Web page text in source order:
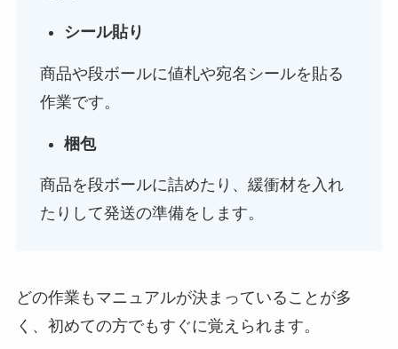
シール貼り
商品や段ボールに値札や宛名シールを貼る
作業です。
梱包
商品を段ボールに詰めたり、緩衝材を入れ
たりして発送の準備をします。
どの作業もマニュアルが決まっていることが多
く、初めての方でもすぐに覚えられます。